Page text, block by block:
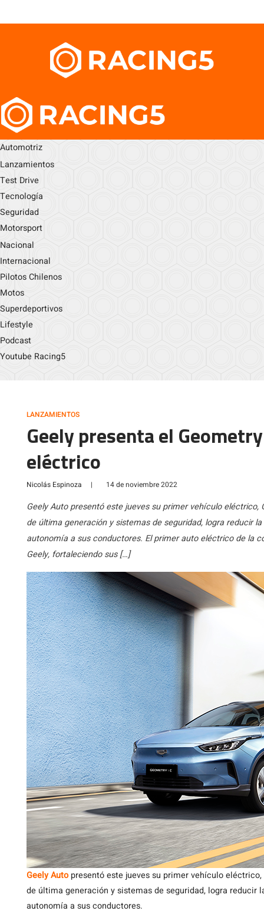
Automotriz
Lanzamientos
Test Drive
Tecnología
Seguridad
Motorsport
Nacional
Internacional
Pilotos Chilenos
Motos
Superdeportivos
Lifestyle
Podcast
Youtube Racing5
LANZAMIENTOS
Geely presenta el
eléctrico
Nicolás Espinoza | 14 de noviembre 2022
Geely Auto presentó este jueves su primer vehículo
de última generación y sistemas de seguridad, logra reducir
autonomía a sus conductores. El primer auto eléctrico de la
Geely, fortaleciendo sus […]
Geely Autopresentó este jueves su primer vehículo eléctrico,
de última generación y sistemas de seguridad, logra reducir
autonomía a sus conductores.